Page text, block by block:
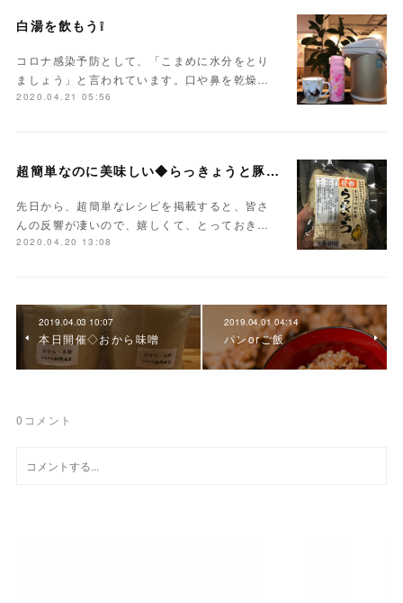
白湯を飲もう❕
コロナ感染予防として、「こまめに水分をとり
ましょう」と言われています。口や鼻を乾燥…
2020.04.21 05:56
超簡単なのに美味しい◆らっきょうと豚肉の炒め物
先日から、超簡単なレシピを掲載すると、皆さ
んの反響が凄いので、嬉しくて、とっておき…
2020.04.20 13:08
2019.04.03 10:07
本日開催◇おから味噌
2019.04.01 04:14
パンorご飯
0 コメント